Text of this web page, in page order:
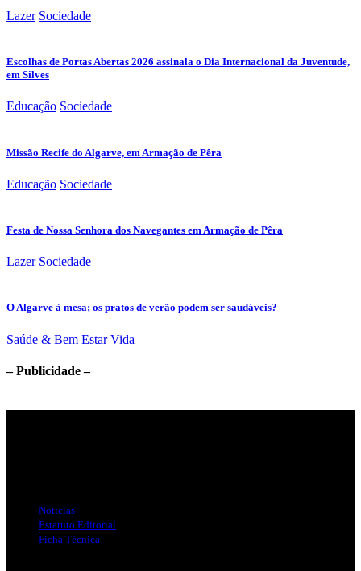
Lazer Sociedade
Escolhas de Portas Abertas 2026 assinala o Dia Internacional da Juventude,
em Silves
Educação Sociedade
Missão Recife do Algarve, em Armação de Pêra
Educação Sociedade
Festa de Nossa Senhora dos Navegantes em Armação de Pêra
Lazer Sociedade
O Algarve à mesa; os pratos de verão podem ser saudáveis?
Saúde & Bem Estar Vida
– Publicidade –
Notícias
Estatuto Editorial
Ficha Técnica